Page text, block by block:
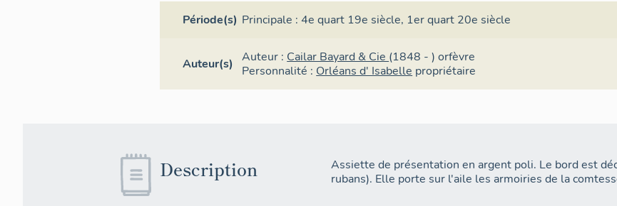
Période(s) Principale :4e quart 19e siècle, 1er quart 20e siècle
Auteur(s) Auteur : Cailar Bayard & Cie (1848 - ) orfèvre
Personnalité : Orléans d' Isabelle propriétaire
Description
Assiette de présentation en argent poli. Le bord est
rubans). Elle porte sur l'aile les armoiries de la